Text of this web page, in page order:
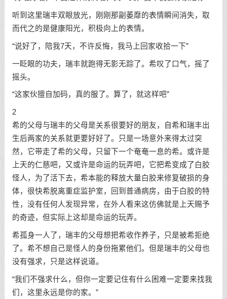
听到这里瑞丰双眼放光，刚刚那副萎靡的表情瞬间消失，取
而代之的是健康阳光，积极向上的表情。
“说好了，陪我7天，不许反悔，我马上回家收拾一下”
一眨眼的功夫，瑞丰就跑得无影无踪了。希叹了口气，摇了
摇头。
“这家伙擅自加码，真的服了。算了，就这样吧”
2
希的父母与瑞丰的父母是关系很要好的朋友，自希和瑞丰出
生后两家的关系就更要好好了。只是一场意外来得太过突
然，它带走了希的父母，只留下一个奄奄一息的希。或许是
上天的仁慈吧，又或许是命运的玩弄吧，它把希变成了白胶
怪人，为了活下去，希本能的释放大量白胶来修复破损的身
体，很快希脱离重症监护室，回到普通病房，由于白胶的特
性，没有任何人发现异常，在外人看来这仿佛就是上天赐予
的奇迹，但实际上这却是命运的玩弄。
希孤身一人了，瑞丰的父母想把希收作养子，只是被希拒绝
了。希不想自己是怪人的身份拖累他们。但是瑞丰的父母也
没有强求，只是这样说道。
“我们不强求什么，但你一定要记住有什么困难一定要来找我
们，这里永远是你的家。”